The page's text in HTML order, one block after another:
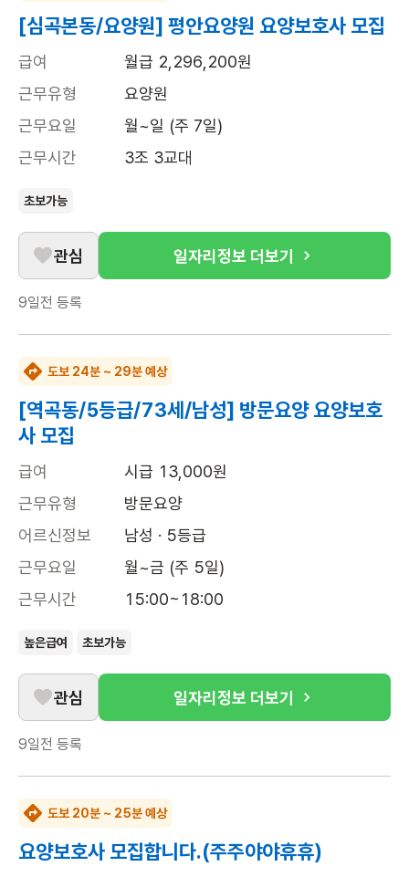
[심곡본동/요양원] 평안요양원 요양보호사 모집
급여
월급 2,296,200원
근무유형
요양원
근무요일
월~일 (주 7일)
근무시간
3조 3교대
초보가능
관심 일자리정보 더보기
9일전 등록
도보 24분 ~ 29분 예상
[역곡동/5등급/73세/남성] 방문요양 요양보호
사 모집
급여
시급 13,000원
근무유형
방문요양
어르신정보
남성 · 5등급
근무요일
월~금 (주 5일)
근무시간
15:00~18:00
높은급여 초보가능
관심 일자리정보 더보기
9일전 등록
도보 20분 ~ 25분 예상
요양보호사 모집합니다.(주주야야휴휴)